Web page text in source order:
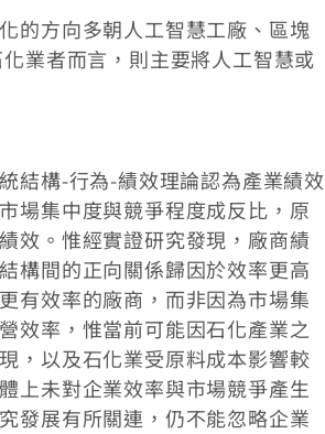
的方向多朝人工智慧工廠、區塊
業者而言，則主要將人工智慧或
結構-行為-績效理論認為產業績效
場集中度與競爭程度成反比，原
效。惟經實證研究發現，廠商績
構間的正向關係歸因於效率更高
有效率的廠商，而非因為市場集
效率，惟當前可能因石化產業之
，以及石化業受原料成本影響較
上未對企業效率與市場競爭產生
發展有所關連，仍不能忽略企業